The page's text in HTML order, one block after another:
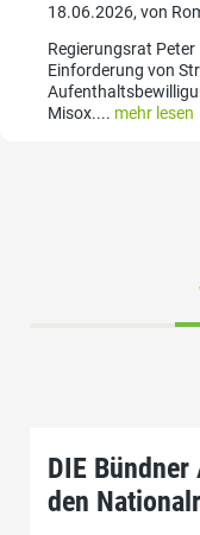
18.06.2026, von
Regierungsrat
Einforderung von
Misox.... mehr lesen
DIE
den